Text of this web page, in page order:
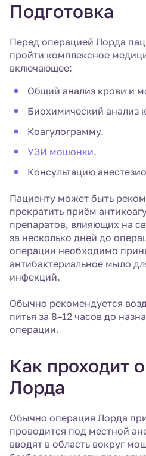
Подготовка
Перед операцией Лорда
пройти комплексное
включающее:
Общий анализ крови и
Биохимический анализ
Коагулограмму.
УЗИ мошонки.
Консультацию
Пациенту может быть
прекратить приём
препаратов, влияющих на
за несколько дней до
операции необходимо
антибактериальное мыло
инфекций.
Обычно рекомендуется
питья за 8–12 часов до
операции.
Как проходит
Лорда
Обычно операция Лорда
проводится под местной
вводят в область вокруг